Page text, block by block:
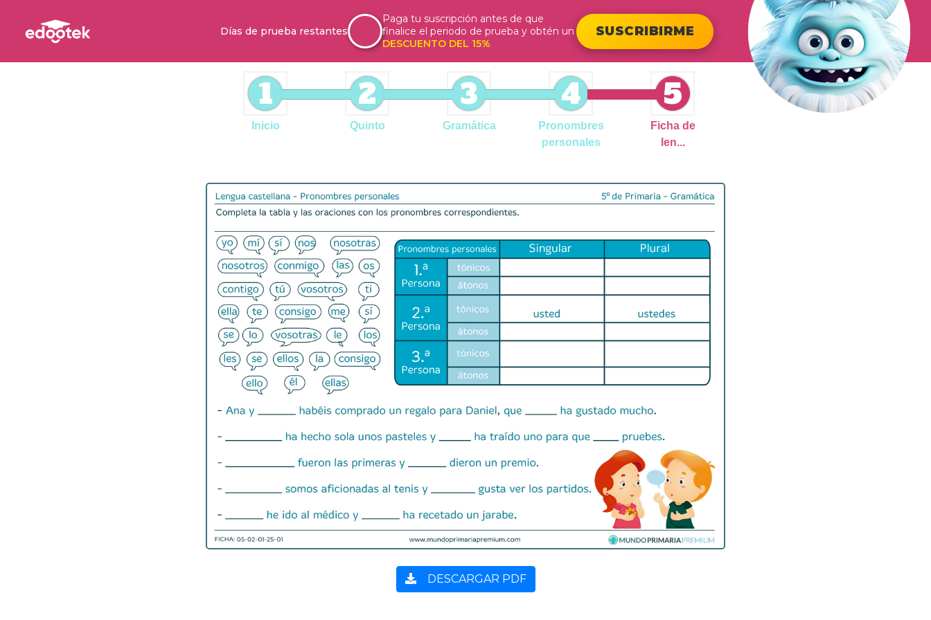
Días de prueba restantes
Paga tu suscripción antes de que
finalice el periodo de prueba y obtén un
DESCUENTO DEL 15%
SUSCRIBIRME
1
Inicio
2
Quinto
3
Gramática
4
Pronombres
personales
5
Ficha de
len...
DESCARGAR PDF